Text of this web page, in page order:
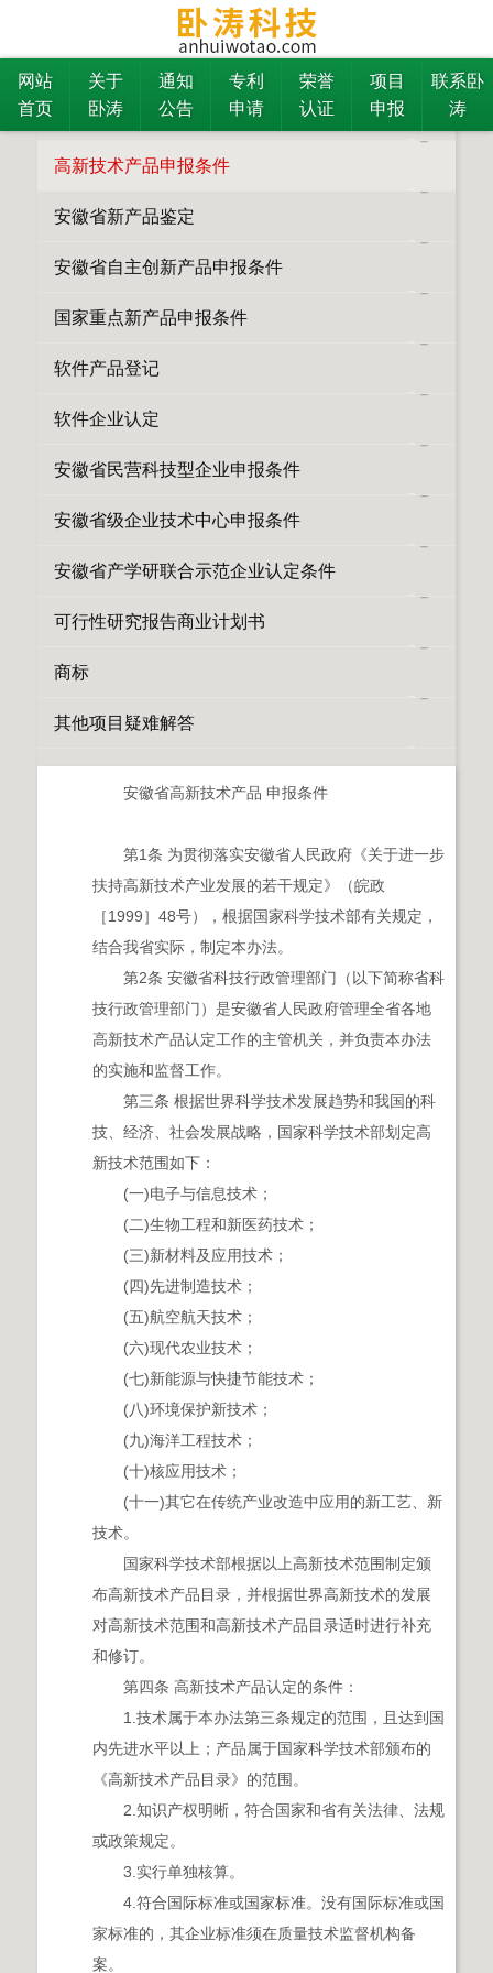
网站
首页
关于
卧涛
通知
公告
专利
申请
荣誉
认证
项目
申报
联系卧
涛
高新技术产品申报条件
所有栏目
高新技术企业申报条件
高新技术产品申报条件
安徽省新产品鉴定
安徽省自主创新产品申报条件
国家重点新产品申报条件
软件产品登记
软件企业认定
安徽省民营科技型企业申报条件
安徽省级企业技术中心申报条件
安徽省产学研联合示范企业认定条件
可行性研究报告商业计划书
商标
其他项目疑难解答
安徽省高新技术产品 申报条件
第1条 为贯彻落实安徽省人民政府《关于进一步
扶持高新技术产业发展的若干规定》（皖政
［1999］48号），根据国家科学技术部有关规定，
结合我省实际，制定本办法。
第2条 安徽省科技行政管理部门（以下简称省科
技行政管理部门）是安徽省人民政府管理全省各地
高新技术产品认定工作的主管机关，并负责本办法
的实施和监督工作。
第三条 根据世界科学技术发展趋势和我国的科
技、经济、社会发展战略，国家科学技术部划定高
新技术范围如下：
(一)电子与信息技术；
(二)生物工程和新医药技术；
(三)新材料及应用技术；
(四)先进制造技术；
(五)航空航天技术；
(六)现代农业技术；
(七)新能源与快捷节能技术；
(八)环境保护新技术；
(九)海洋工程技术；
(十)核应用技术；
(十一)其它在传统产业改造中应用的新工艺、新
技术。
国家科学技术部根据以上高新技术范围制定颁
布高新技术产品目录，并根据世界高新技术的发展
对高新技术范围和高新技术产品目录适时进行补充
和修订。
第四条 高新技术产品认定的条件：
1.技术属于本办法第三条规定的范围，且达到国
内先进水平以上；产品属于国家科学技术部颁布的
《高新技术产品目录》的范围。
2.知识产权明晰，符合国家和省有关法律、法规
或政策规定。
3.实行单独核算。
4.符合国际标准或国家标准。没有国际标准或国
家标准的，其企业标准须在质量技术监督机构备
案。